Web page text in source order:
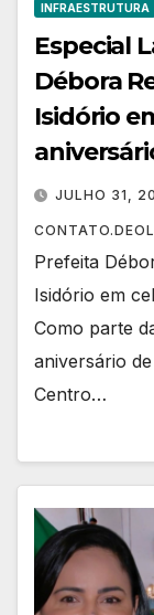
INFRAESTRUTURA
Especial
Débora
Isidório
JULHO 31,
Prefeita
Isidório em
Como parte
aniversário
Centro…